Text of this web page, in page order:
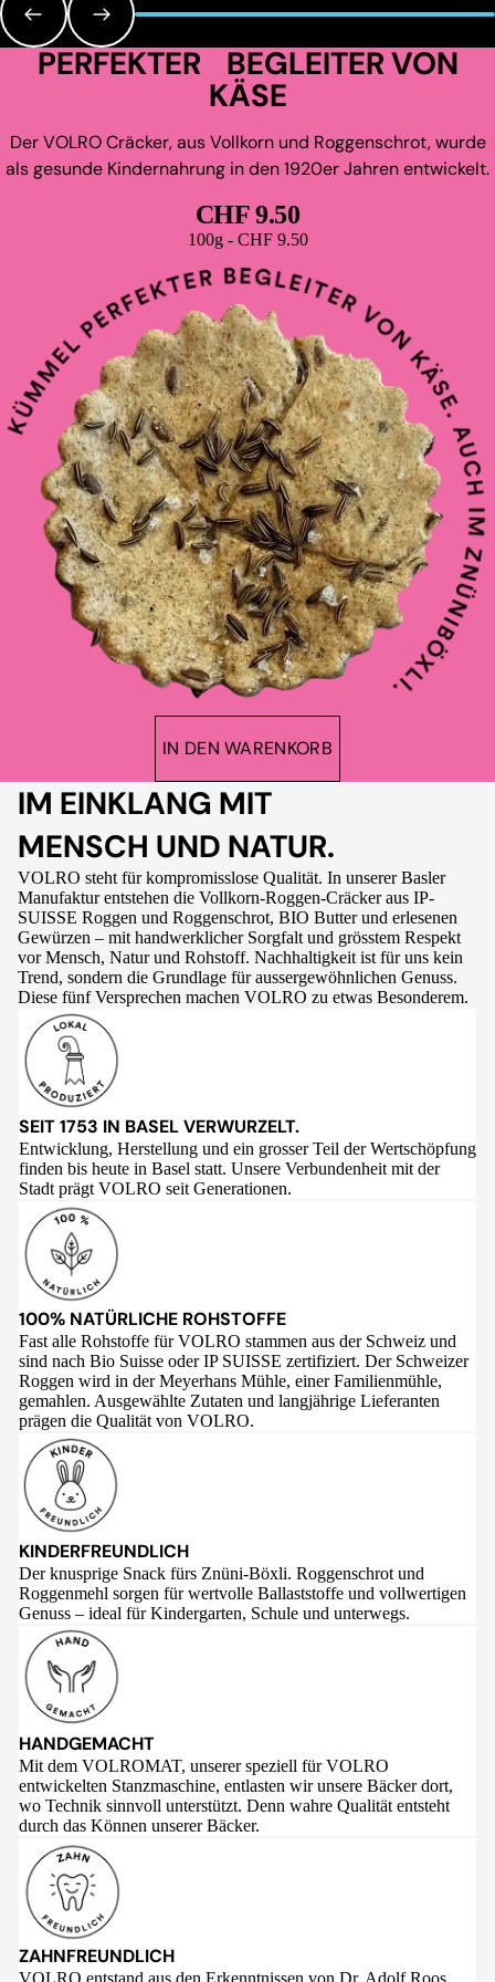
PERFEKTER BEGLEITER VON
KÄSE
Der VOLRO Cräcker, aus Vollkorn und Roggenschrot, wurde
als gesunde Kindernahrung in den 1920er Jahren entwickelt.
CHF 9.50
Grundpreis
100g - CHF 9.50
IN DEN WARENKORB
IM EINKLANG MIT
MENSCH UND NATUR.
VOLRO steht für kompromisslose Qualität. In unserer Basler
Manufaktur entstehen die Vollkorn-Roggen-Cräcker aus IP-
SUISSE Roggen und Roggenschrot, BIO Butter und erlesenen
Gewürzen – mit handwerklicher Sorgfalt und grösstem Respekt
vor Mensch, Natur und Rohstoff. Nachhaltigkeit ist für uns kein
Trend, sondern die Grundlage für aussergewöhnlichen Genuss.
Diese fünf Versprechen machen VOLRO zu etwas Besonderem.
SEIT 1753 IN BASEL VERWURZELT.
Entwicklung, Herstellung und ein grosser Teil der Wertschöpfung
finden bis heute in Basel statt. Unsere Verbundenheit mit der
Stadt prägt VOLRO seit Generationen.
100% NATÜRLICHE ROHSTOFFE
Fast alle Rohstoffe für VOLRO stammen aus der Schweiz und
sind nach Bio Suisse oder IP SUISSE zertifiziert. Der Schweizer
Roggen wird in der Meyerhans Mühle, einer Familienmühle,
gemahlen. Ausgewählte Zutaten und langjährige Lieferanten
prägen die Qualität von VOLRO.
KINDERFREUNDLICH
Der knusprige Snack fürs Znüni-Böxli. Roggenschrot und
Roggenmehl sorgen für wertvolle Ballaststoffe und vollwertigen
Genuss – ideal für Kindergarten, Schule und unterwegs.
HANDGEMACHT
Mit dem VOLROMAT, unserer speziell für VOLRO
entwickelten Stanzmaschine, entlasten wir unsere Bäcker dort,
wo Technik sinnvoll unterstützt. Denn wahre Qualität entsteht
durch das Können unserer Bäcker.
ZAHNFREUNDLICH
VOLRO entstand aus den Erkenntnissen von Dr. Adolf Roos,